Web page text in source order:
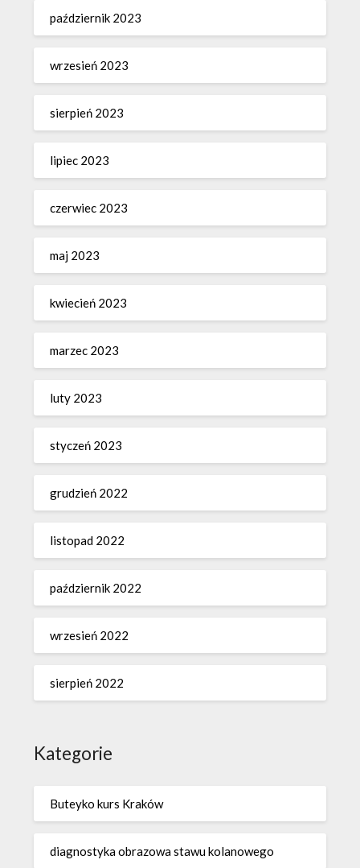
październik 2023
wrzesień 2023
sierpień 2023
lipiec 2023
czerwiec 2023
maj 2023
kwiecień 2023
marzec 2023
luty 2023
styczeń 2023
grudzień 2022
listopad 2022
październik 2022
wrzesień 2022
sierpień 2022
Kategorie
Buteyko kurs Kraków
diagnostyka obrazowa stawu kolanowego